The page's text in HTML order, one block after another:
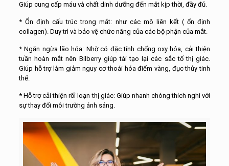
Giúp cung cấp máu và chất dinh dưỡng đến mắt kịp thời, đầy đủ.
* Ổn định cấu trúc trong mắt: như các mô liên kết ( ổn định
collagen). Duy trì và bảo vệ chức năng của các bộ phận của mắt.
* Ngăn ngừa lão hóa: Nhờ có đặc tính chống oxy hóa, cải thiện
tuần hoàn mắt nên Bilberry giúp tái tạo lại các sắc tố thị giác.
Giúp hỗ trợ làm giảm nguy cơ thoái hóa điểm vàng, đục thủy tinh
thể.
* Hỗ trợ cải thiện rối loạn thị giác: Giúp nhanh chóng thích nghi với
sự thay đổi môi trường ánh sáng.